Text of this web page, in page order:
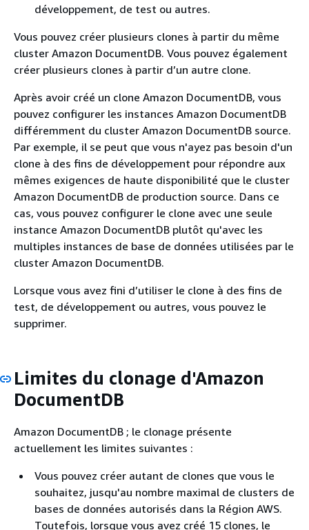
développement, de test ou autres.
Vous pouvez créer plusieurs clones à partir du même
cluster Amazon DocumentDB. Vous pouvez également
créer plusieurs clones à partir d’un autre clone.
Après avoir créé un clone Amazon DocumentDB, vous
pouvez configurer les instances Amazon DocumentDB
différemment du cluster Amazon DocumentDB source.
Par exemple, il se peut que vous n'ayez pas besoin d'un
clone à des fins de développement pour répondre aux
mêmes exigences de haute disponibilité que le cluster
Amazon DocumentDB de production source. Dans ce
cas, vous pouvez configurer le clone avec une seule
instance Amazon DocumentDB plutôt qu'avec les
multiples instances de base de données utilisées par le
cluster Amazon DocumentDB.
Lorsque vous avez fini d’utiliser le clone à des fins de
test, de développement ou autres, vous pouvez le
supprimer.
Limites du clonage d'Amazon
DocumentDB
Amazon DocumentDB ; le clonage présente
actuellement les limites suivantes :
Vous pouvez créer autant de clones que vous le
souhaitez, jusqu'au nombre maximal de clusters de
bases de données autorisés dans la Région AWS.
Toutefois, lorsque vous avez créé 15 clones, le